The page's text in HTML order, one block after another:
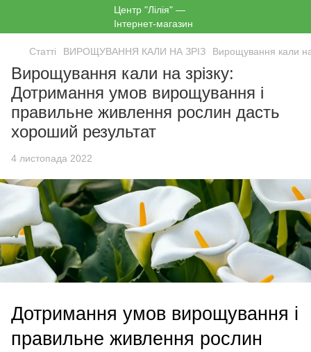
Статті ВИРОЩУВАННЯ КАЛИ НА ЗРІЗ Вирощування кали
Вирощування кали на зрізку:
Дотримання умов вирощування і
правильне живлення рослин дасть
хороший результат
4 листопада 2022
Дотримання умов вирощування і
правильне живлення рослин